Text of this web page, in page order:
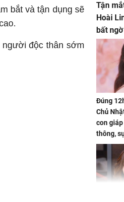
bắt và tận dụng sẽ
độc thân sớm
Tận
Hoài
bất ngờ
Đúng
Chủ
con
thông,
'cá chép
cạn lộc
hạ